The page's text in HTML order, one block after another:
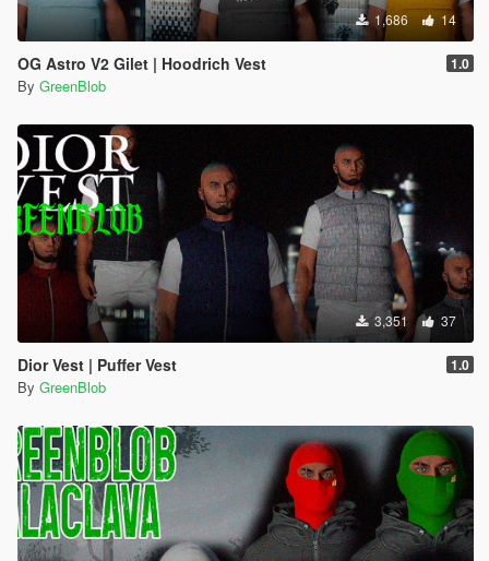
1,686 14
OG Astro V2 Gilet | Hoodrich Vest 1.0
By GreenBlob
3,351 37
Dior Vest | Puffer Vest 1.0
By GreenBlob